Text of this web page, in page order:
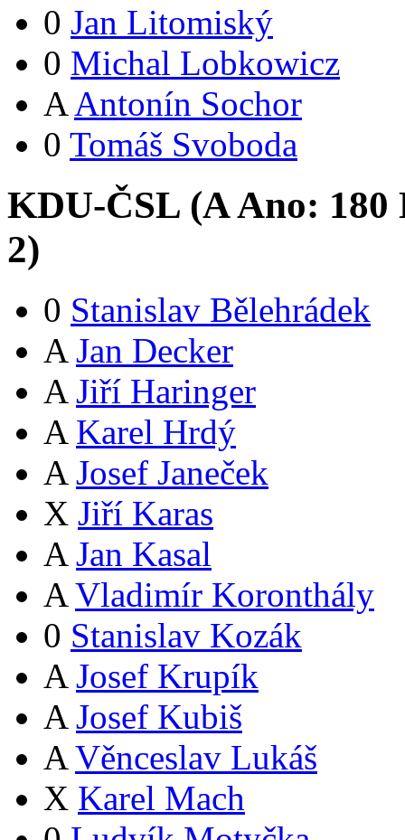
0 Jan Litomiský
0 Michal Lobkowicz
A Antonín Sochor
0 Tomáš Svoboda
KDU-ČSL (AAno: 180
2)
0 Stanislav Bělehrádek
A Jan Decker
A Jiří Haringer
A Karel Hrdý
A Josef Janeček
X Jiří Karas
A Jan Kasal
A Vladimír Koronthály
0 Stanislav Kozák
A Josef Krupík
A Josef Kubiš
A Věnceslav Lukáš
X Karel Mach